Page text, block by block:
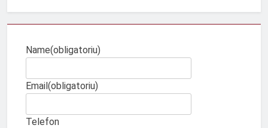
Name(obligatoriu)
Email(obligatoriu)
Telefon